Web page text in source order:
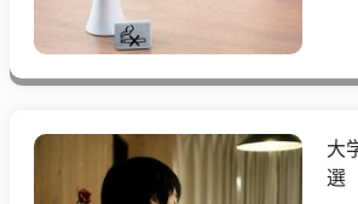
大
選